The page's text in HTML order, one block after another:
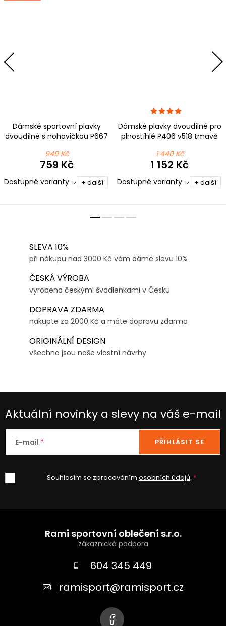
Dámské sportovní plavky
dvoudílné s nohavičkou P667
949 Kč
759 Kč
Dostupné varianty + další
Dámské plavky dvoudílné pro
plnoštíhlé P406 v518 tmavě
1 440 Kč
1 152 Kč
Dostupné varianty + další
SLEVA 10%
při nákupu nad 3000 Kč vám dáme slevu 10%
ČESKÁ VÝROBA
vyrobeno českými švadlenkami v Česku
DOPRAVA ZDARMA
nakupte za 2000 Kč a máte dopravu zdarma
ORIGINÁLNÍ DESIGN
všechno jsou naše vlastní návrhy
Aktuální novinky a slevy na váš e-mail
E-mail
Souhlasím se zpracováním osobních údajů.
PŘIHLÁSIT SE
Rami sportovní oblečení s.r.o.
604 345 449
ramisport@ramisport.cz